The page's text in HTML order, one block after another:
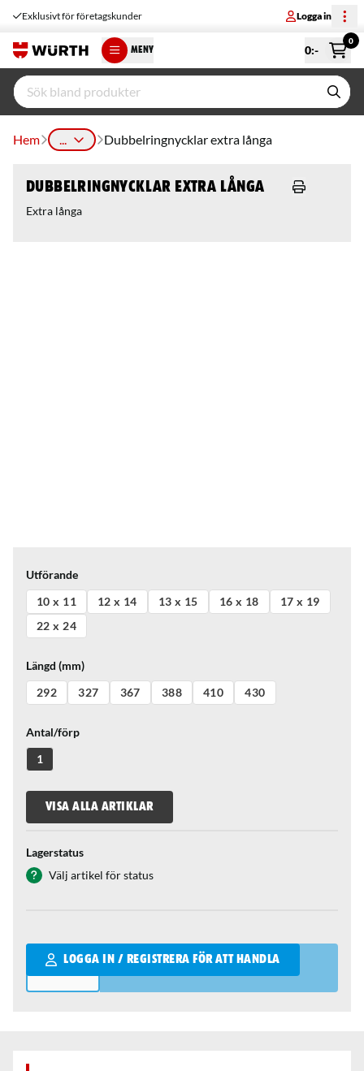
Exklusivt för företagskunder Logga in
MENY 0:-
0
Hem ... Dubbelringnycklar extra långa
Dubbelringnycklar extra långa
Extra långa
Utförande
10 x 11
12 x 14 13 x 15 16 x 18
17 x 19
22 x 24
Längd (mm)
292
327 367 388 410 430
Antal/förp
1
VISA ALLA ARTIKLAR
Lagerstatus
Välj artikel för status
LOGGA IN / REGISTRERA FÖR ATT HANDLA
Qantity